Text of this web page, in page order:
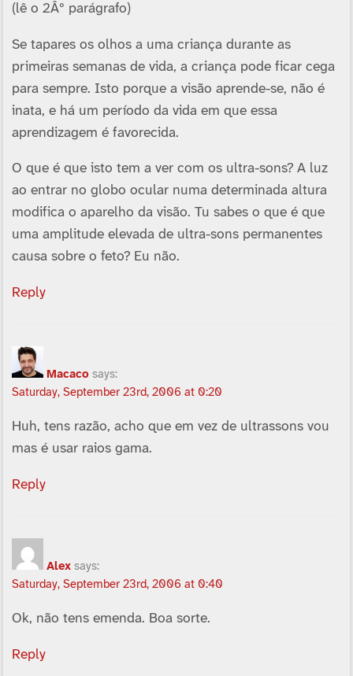
(lê o 2Âº parágrafo)
Se tapares os olhos a uma criança durante as
primeiras semanas de vida, a criança pode ficar cega
para sempre. Isto porque a visão aprende-se, não é
inata, e há um perí­odo da vida em que essa
aprendizagem é favorecida.
O que é que isto tem a ver com os ultra-sons? A luz
ao entrar no globo ocular numa determinada altura
modifica o aparelho da visão. Tu sabes o que é que
uma amplitude elevada de ultra-sons permanentes
causa sobre o feto? Eu não.
Reply
Macaco says:
Saturday, September 23rd, 2006 at 0:20
Huh, tens razão, acho que em vez de ultrassons vou
mas é usar raios gama.
Reply
Alex says:
Saturday, September 23rd, 2006 at 0:40
Ok, não tens emenda. Boa sorte.
Reply